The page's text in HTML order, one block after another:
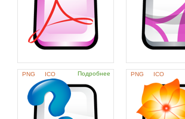
PNG ICO Подробнее PNG ICO